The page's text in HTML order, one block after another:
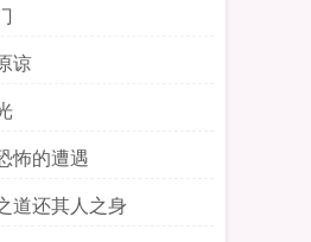
谅
怖的遭遇
道还其人之身